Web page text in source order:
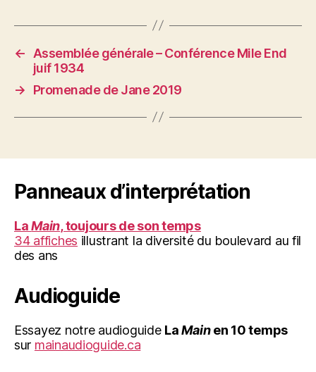
←
Assemblée générale – Conférence Mile End
juif 1934
→
Promenade de Jane 2019
Panneaux d’interprétation
LaMain, toujours de son temps
34 affiches illustrant la diversité du boulevard au fil
des ans
Audioguide
Essayez notre audioguide LaMainen 10 temps
sur mainaudioguide.ca